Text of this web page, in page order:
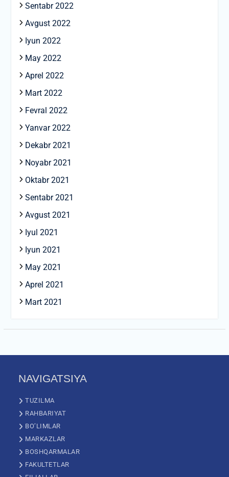
Sentabr 2022
Avgust 2022
Iyun 2022
May 2022
Aprel 2022
Mart 2022
Fevral 2022
Yanvar 2022
Dekabr 2021
Noyabr 2021
Oktabr 2021
Sentabr 2021
Avgust 2021
Iyul 2021
Iyun 2021
May 2021
Aprel 2021
Mart 2021
NAVIGATSIYA
TUZILMA
RAHBARIYAT
BO’LIMLAR
MARKAZLAR
BOSHQARMALAR
FAKULTETLAR